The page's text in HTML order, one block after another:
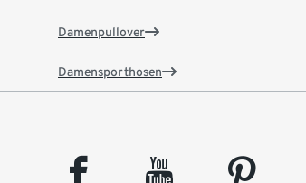
Damenpullover
Damensporthosen
facebook youtube pinterest